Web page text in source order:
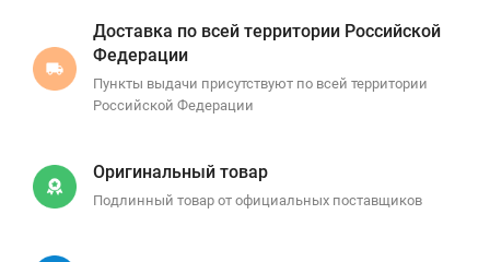
Доставка по всей территории Российской
Федерации
Пункты выдачи присутствуют по всей территории
Российской Федерации
Оригинальный товар
Подлинный товар от официальных поставщиков